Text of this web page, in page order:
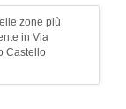
zone più
in Via
Castello